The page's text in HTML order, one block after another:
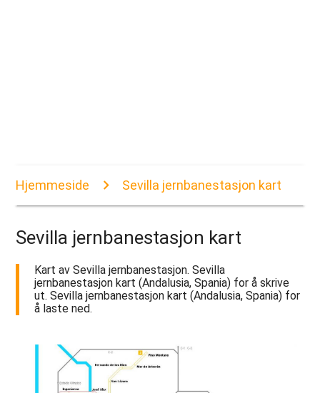
Hjemmeside Sevilla jernbanestasjon kart
Sevilla jernbanestasjon kart
Kart av Sevilla jernbanestasjon. Sevilla
jernbanestasjon kart (Andalusia, Spania) for å skrive
ut. Sevilla jernbanestasjon kart (Andalusia, Spania) for
å laste ned.